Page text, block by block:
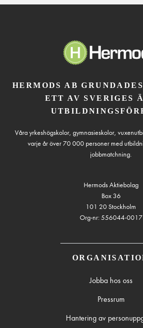
HERMODS AB
ETT AV SVERIGES
Våra yrkeshögskolor, gymnasieskolor,
varje år över 70 000 personer med
jobbmatchning.
Hermods Aktiebolag
Box 36
101 20 Stockholm
Org-nr: 556044-0017
Jobba hos oss
Pressrum
Hantering av